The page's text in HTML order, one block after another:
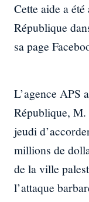
Cette aide a
République
sa page
L’agence APS
République,
jeudi
millions de
de la ville
l’attaque